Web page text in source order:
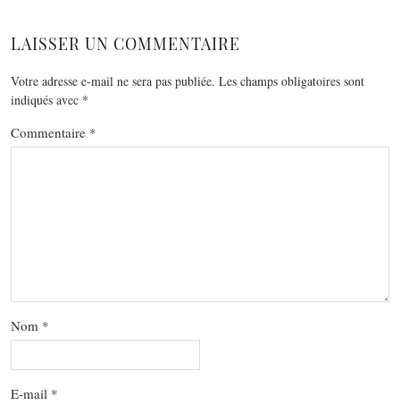
LAISSER UN COMMENTAIRE
Votre adresse e-mail ne sera pas publiée. Les champs obligatoires sont
indiqués avec *
Commentaire *
Nom *
E-mail *